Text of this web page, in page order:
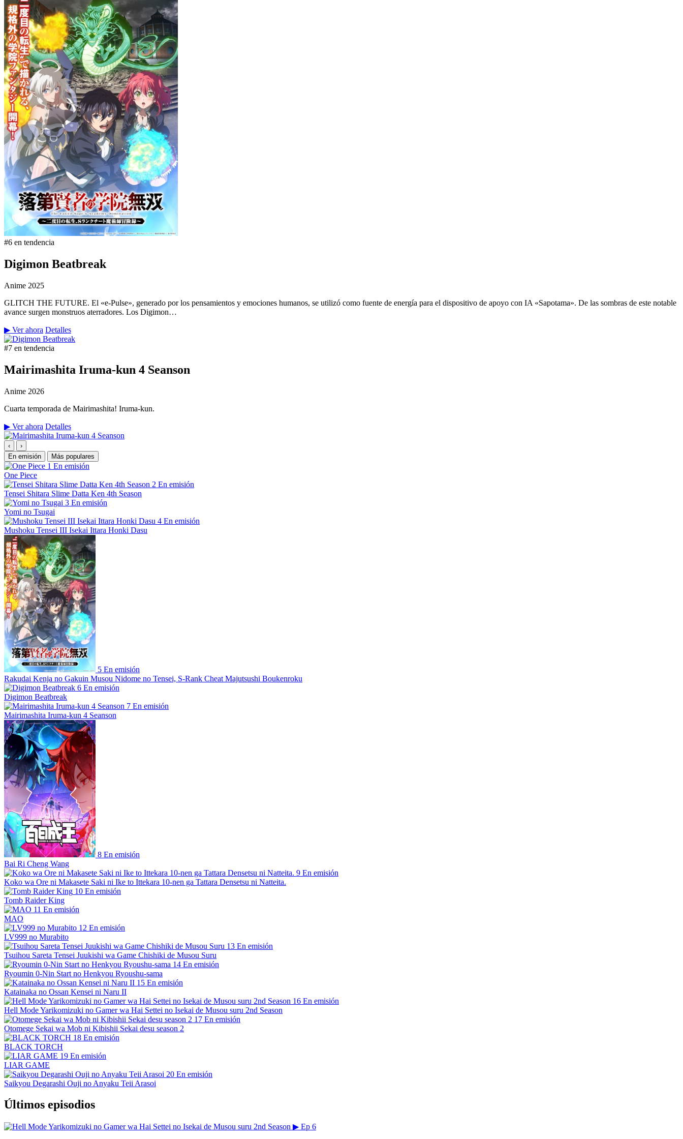
#6 en tendencia
Digimon Beatbreak
Anime 2025
GLITCH THE FUTURE. El «e-Pulse», generado por los pensamientos y emociones humanos, se utilizó como fuente de energía para el dispositivo de apoyo con IA «Sapotama». De las sombras de este notable
avance surgen monstruos aterradores. Los Digimon…
▶ Ver ahora Detalles
#7 en tendencia
Mairimashita Iruma-kun 4 Seanson
Anime 2026
Cuarta temporada de Mairimashita! Iruma-kun.
▶ Ver ahora Detalles
‹
›
En emisión
Más populares
1 En emisión
One Piece
2 En emisión
Tensei Shitara Slime Datta Ken 4th Season
3 En emisión
Yomi no Tsugai
4 En emisión
Mushoku Tensei III Isekai Ittara Honki Dasu
5 En emisión
Rakudai Kenja no Gakuin Musou Nidome no Tensei, S-Rank Cheat Majutsushi Boukenroku
6 En emisión
Digimon Beatbreak
7 En emisión
Mairimashita Iruma-kun 4 Seanson
8 En emisión
Bai Ri Cheng Wang
9 En emisión
Koko wa Ore ni Makasete Saki ni Ike to Ittekara 10-nen ga Tattara Densetsu ni Natteita.
10 En emisión
Tomb Raider King
11 En emisión
MAO
12 En emisión
LV999 no Murabito
13 En emisión
Tsuihou Sareta Tensei Juukishi wa Game Chishiki de Musou Suru
14 En emisión
Ryoumin 0-Nin Start no Henkyou Ryoushu-sama
15 En emisión
Katainaka no Ossan Kensei ni Naru II
16 En emisión
Hell Mode Yarikomizuki no Gamer wa Hai Settei no Isekai de Musou suru 2nd Season
17 En emisión
Otomege Sekai wa Mob ni Kibishii Sekai desu season 2
18 En emisión
BLACK TORCH
19 En emisión
LIAR GAME
20 En emisión
Saikyou Degarashi Ouji no Anyaku Teii Arasoi
Últimos episodios
▶ Ep 6